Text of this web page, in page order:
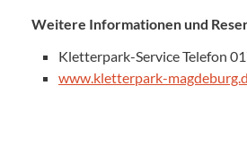
Weitere Informationen und
Kletterpark-Service Telefon
www.kletterpark-